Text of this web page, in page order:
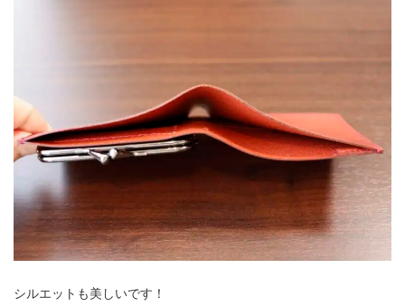
シルエットも美しいです！